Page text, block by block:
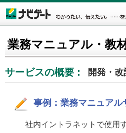
業務マニュアル・教
サービスの概要 : 開発・
事例：業務マニュアル
社内イントラネットで使用